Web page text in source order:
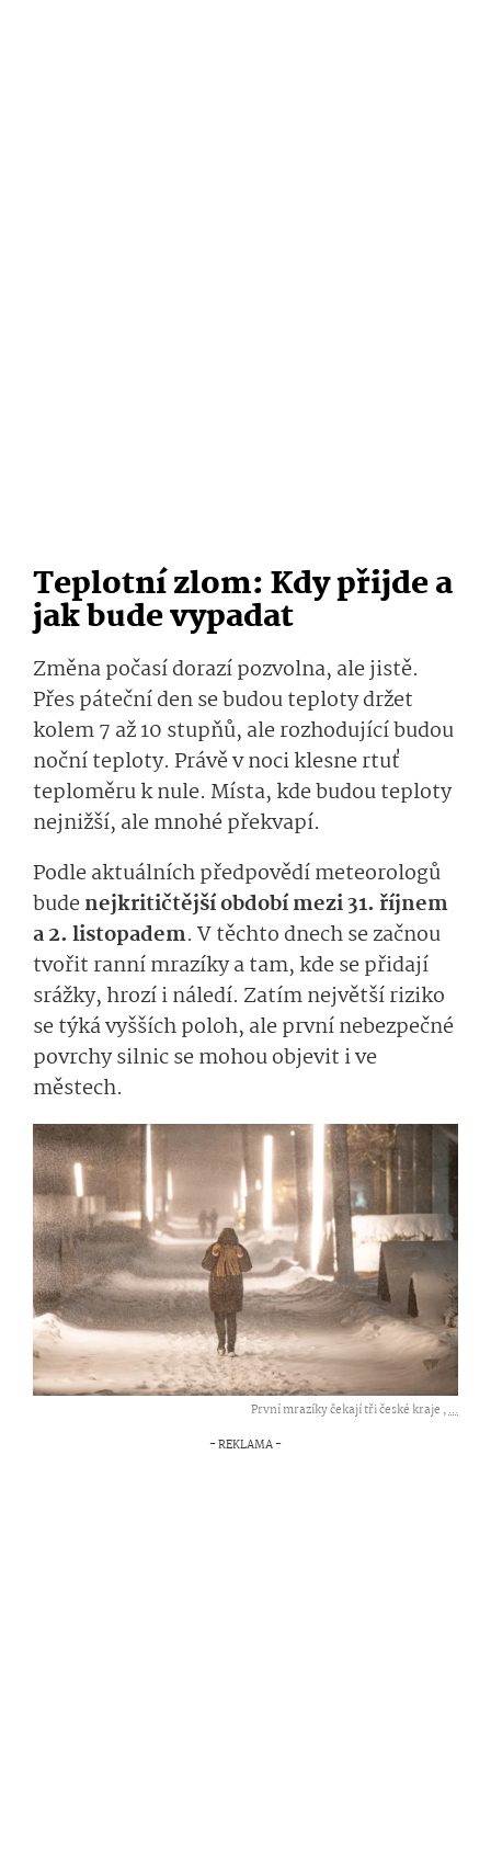
Teplotní zlom: Kdy přijde a
jak bude vypadat
Změna počasí dorazí pozvolna, ale jistě.
Přes páteční den se budou teploty držet
kolem 7 až 10 stupňů, ale rozhodující budou
noční teploty. Právě v noci klesne rtuť
teploměru k nule. Místa, kde budou teploty
nejnižší, ale mnohé překvapí.
Podle aktuálních předpovědí meteorologů
budenejkritičtější období mezi 31. říjnem
a 2. listopadem. V těchto dnech se začnou
tvořit ranní mrazíky a tam, kde se přidají
srážky, hrozí i náledí. Zatím největší riziko
se týká vyšších poloh, ale první nebezpečné
povrchy silnic se mohou objevit i ve
městech.
První mrazíky čekají tři české kraje ,...